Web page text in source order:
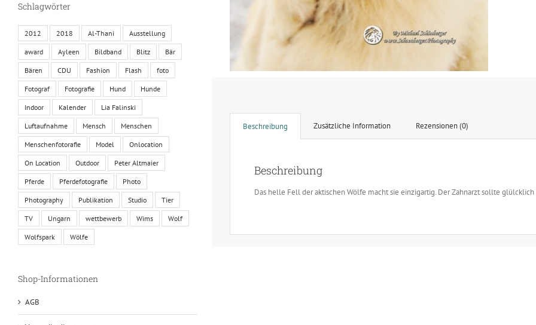
Beschreibung Zusätzliche Information Rezensionen (0)
Beschreibung
Das helle Fell der aktischen Wölfe macht sie einzigartig. Der Zahnarzt sollte glülcklich
Schlagwörter
2012 2018 Al-Thani Ausstellung
award Ayleen Bildband Blitz Bär
Bären CDU Fashion Flash foto
Fotograf Fotografie Hund Hunde
Indoor Kalender Lia Falinski
Luftaufnahme Mensch Menschen
Menschenfotorafie Model Onlocation
On Location Outdoor Peter Altmaier
Pferde Pferdefotografie Photo
Photography Publikation Studio Tier
TV Ungarn wettbewerb Wims Wolf
Wolfspark Wölfe
Shop-Informationen
AGB